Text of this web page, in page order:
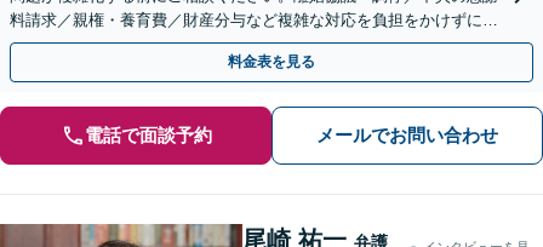
料請求／親権・養育費／財産分与など複雑な対応を負担をかけずに。
【初回面談無料】【完全個室・子連れ相談可】
料金表を見る
電話で面談予約 メールでお問い合わせ
尾崎 祐一 弁護